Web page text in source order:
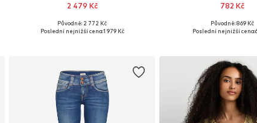
2 479 Kč
+ 5
Dostupné v mnoha velikostech
Původně: 2 772 Kč
Poslední nejnižší cena:1 979 Kč
782 Kč
Dostupné velikosti: S,
Původně: 869 Kč
Poslední nejnižší cena: